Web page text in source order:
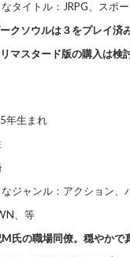
タイトル：JRPG、スポ
クソウルは３をプレイ済
マスタード版の購入は検討
年生まれ
ジャンル：アクション、
、等
氏の職場同僚。穏やかで